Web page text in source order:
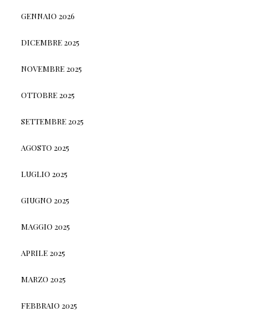
GENNAIO 2026
DICEMBRE 2025
NOVEMBRE 2025
OTTOBRE 2025
SETTEMBRE 2025
AGOSTO 2025
LUGLIO 2025
GIUGNO 2025
MAGGIO 2025
APRILE 2025
MARZO 2025
FEBBRAIO 2025